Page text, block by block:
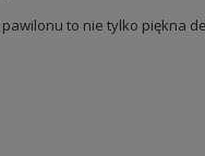
pawilonu to nie tylko piękna